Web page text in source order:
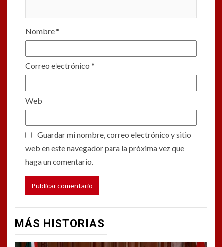
Nombre*
Correo electrónico *
Web
Guardar mi nombre, correo electrónico y sitio
web en este navegador para la próxima vez que
haga un comentario.
MÁS HISTORIAS